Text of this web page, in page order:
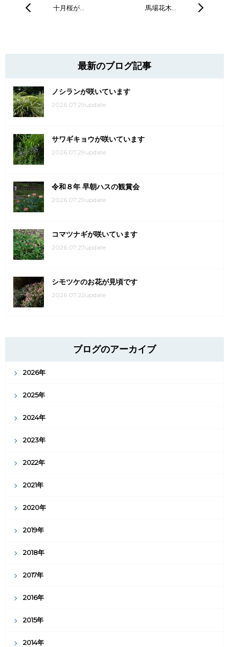
十月桜が… 馬場花木…
最新のブログ記事
ノシランが咲いています
2026.07.29update
サワギキョウが咲いています
2026.07.29update
令和８年 早朝ハスの観賞会
2026.07.29update
コマツナギが咲いています
2026.07.27update
シモツケのお花が見頃です
2026.07.22update
ブログのアーカイブ
2026年
2025年
2024年
2023年
2022年
2021年
2020年
2019年
2018年
2017年
2016年
2015年
2014年